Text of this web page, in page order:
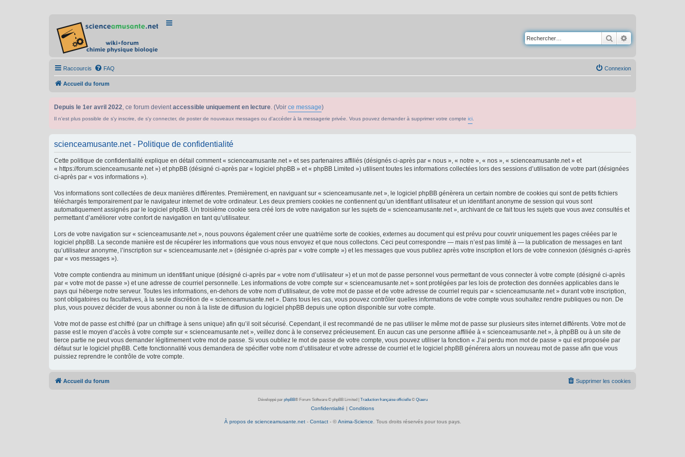
Rechercher
Raccourcis FAQ Connexion
Accueil du forum
Depuis le 1er avril 2022, ce forum devientaccessible uniquement en lecture. (Voir ce message)
Il n'est plus possible de s'y inscrire, de s'y connecter, de poster de nouveaux messages ou d'accéder à la messagerie privée. Vous pouvez demander à supprimer votre compte ici
scienceamusante.net - Politique de confidentialité
Cette politique de confidentialité explique en détail comment « scienceamusante.net » et ses partenaires affiliés (désignés ci-après par « nous », « notre », « nos », « scienceamusante.net » et
« https://forum.scienceamusante.net ») et phpBB (désigné ci-après par « logiciel phpBB » et « phpBB Limited ») utilisent toutes les informations collectées lors des sessions d’utilisation de votre part (désignées
ci-après par « vos informations »).
Vos informations sont collectées de deux manières différentes. Premièrement, en naviguant sur « scienceamusante.net », le logiciel phpBB génèrera un certain nombre de cookies qui sont de petits fichiers
téléchargés temporairement par le navigateur internet de votre ordinateur. Les deux premiers cookies ne contiennent qu’un identifiant utilisateur et un identifiant anonyme de session qui vous sont
automatiquement assignés par le logiciel phpBB. Un troisième cookie sera créé lors de votre navigation sur les sujets de « scienceamusante.net », archivant de ce fait tous les sujets que vous avez consultés et
permettant d’améliorer votre confort de navigation en tant qu’utilisateur.
Lors de votre navigation sur « scienceamusante.net », nous pouvons également créer une quatrième sorte de cookies, externes au document qui est prévu pour couvrir uniquement les pages créées par le
logiciel phpBB. La seconde manière est de récupérer les informations que vous nous envoyez et que nous collectons. Ceci peut correspondre — mais n’est pas limité à — la publication de messages en tant
qu’utilisateur anonyme, l’inscription sur « scienceamusante.net » (désignée ci-après par « votre compte ») et les messages que vous publiez après votre inscription et lors de votre connexion (désignés ci-après
par « vos messages »).
Votre compte contiendra au minimum un identifiant unique (désigné ci-après par « votre nom d’utilisateur ») et un mot de passe personnel vous permettant de vous connecter à votre compte (désigné ci-après
par « votre mot de passe ») et une adresse de courriel personnelle. Les informations de votre compte sur « scienceamusante.net » sont protégées par les lois de protection des données applicables dans le
pays qui héberge notre serveur. Toutes les informations, en-dehors de votre nom d’utilisateur, de votre mot de passe et de votre adresse de courriel requis par « scienceamusante.net » durant votre inscription,
sont obligatoires ou facultatives, à la seule discrétion de « scienceamusante.net ». Dans tous les cas, vous pouvez contrôler quelles informations de votre compte vous souhaitez rendre publiques ou non. De
plus, vous pouvez décider de vous abonner ou non à la liste de diffusion du logiciel phpBB depuis une option disponible sur votre compte.
Votre mot de passe est chiffré (par un chiffrage à sens unique) afin qu’il soit sécurisé. Cependant, il est recommandé de ne pas utiliser le même mot de passe sur plusieurs sites internet différents. Votre mot de
passe est le moyen d’accès à votre compte sur « scienceamusante.net », veillez donc à le conservez précieusement. En aucun cas une personne affiliée à « scienceamusante.net », à phpBB ou à un site de
tierce partie ne peut vous demander légitimement votre mot de passe. Si vous oubliez le mot de passe de votre compte, vous pouvez utiliser la fonction « J’ai perdu mon mot de passe » qui est proposée par
défaut sur le logiciel phpBB. Cette fonctionnalité vous demandera de spécifier votre nom d’utilisateur et votre adresse de courriel et le logiciel phpBB générera alors un nouveau mot de passe afin que vous
puissiez reprendre le contrôle de votre compte.
Accueil du forum Supprimer les cookies
Développé par phpBB® Forum Software © phpBB Limited Traduction française officielle© Qiaeru
Confidentialité | Conditions
À propos de scienceamusante.net- Contact- © Anima-Science . Tous droits réservés pour tous pays.